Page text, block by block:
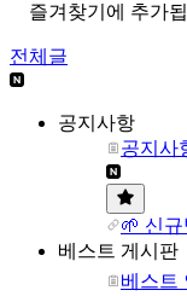
즐겨찾기에 추가
전체글
공지사항
공지사
🌱 신
베스트 게시판
베스트